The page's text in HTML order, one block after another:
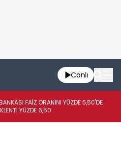
Canlı
FAİZ ORANINI YÜZDE 6,50'DE
YÜZDE 6,50